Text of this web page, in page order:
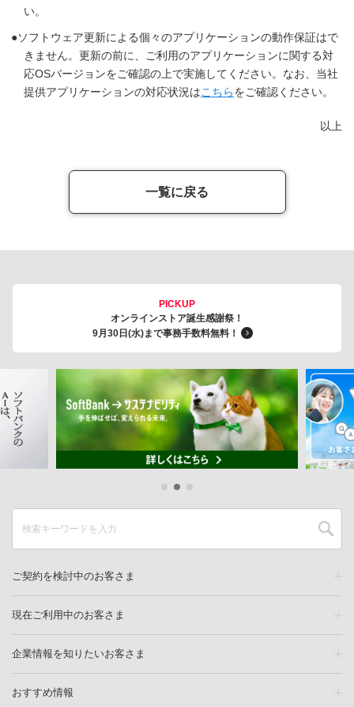
い。
ソフトウェア更新による個々のアプリケーションの動作保証はで
きません。更新の前に、ご利用のアプリケーションに関する対
応OSバージョンをご確認の上で実施してください。なお、当社
提供アプリケーションの対応状況はこちらをご確認ください。
以上
一覧に戻る
PICKUP
オンラインストア誕生感謝祭！
9月30日(水)まで事務手数料無料！
ご契約を検討中のお客さま
現在ご利用中のお客さま
企業情報を知りたいお客さま
おすすめ情報